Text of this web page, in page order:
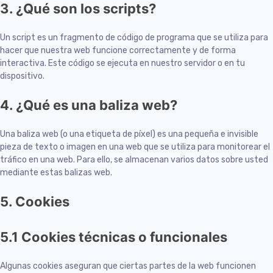
3. ¿Qué son los scripts?
Un script es un fragmento de código de programa que se utiliza para
hacer que nuestra web funcione correctamente y de forma
interactiva. Este código se ejecuta en nuestro servidor o en tu
dispositivo.
4. ¿Qué es una baliza web?
Una baliza web (o una etiqueta de píxel) es una pequeña e invisible
pieza de texto o imagen en una web que se utiliza para monitorear el
tráfico en una web. Para ello, se almacenan varios datos sobre usted
mediante estas balizas web.
5. Cookies
5.1 Cookies técnicas o funcionales
Algunas cookies aseguran que ciertas partes de la web funcionen